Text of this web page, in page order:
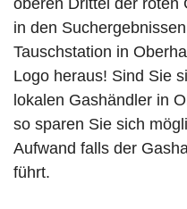
oberen Drittel der roten
in den
Tauschstation in
Logo heraus! Sind Sie
lokalen Gashändler in
so sparen Sie sich
Aufwand falls der
führt.